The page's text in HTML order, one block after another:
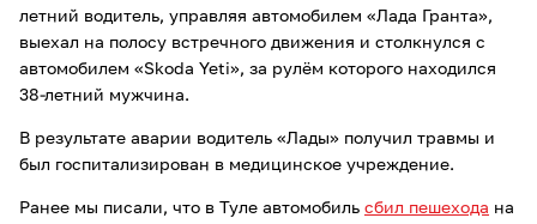
летний водитель, управляя автомобилем «Лада Гранта»,
выехал на полосу встречного движения и столкнулся с
автомобилем «Skoda Yeti», за рулём которого находился
38-летний мужчина.
В результате аварии водитель «Лады» получил травмы и
был госпитализирован в медицинское учреждение.
Ранее мы писали, что в Туле автомобиль сбил пешехода на